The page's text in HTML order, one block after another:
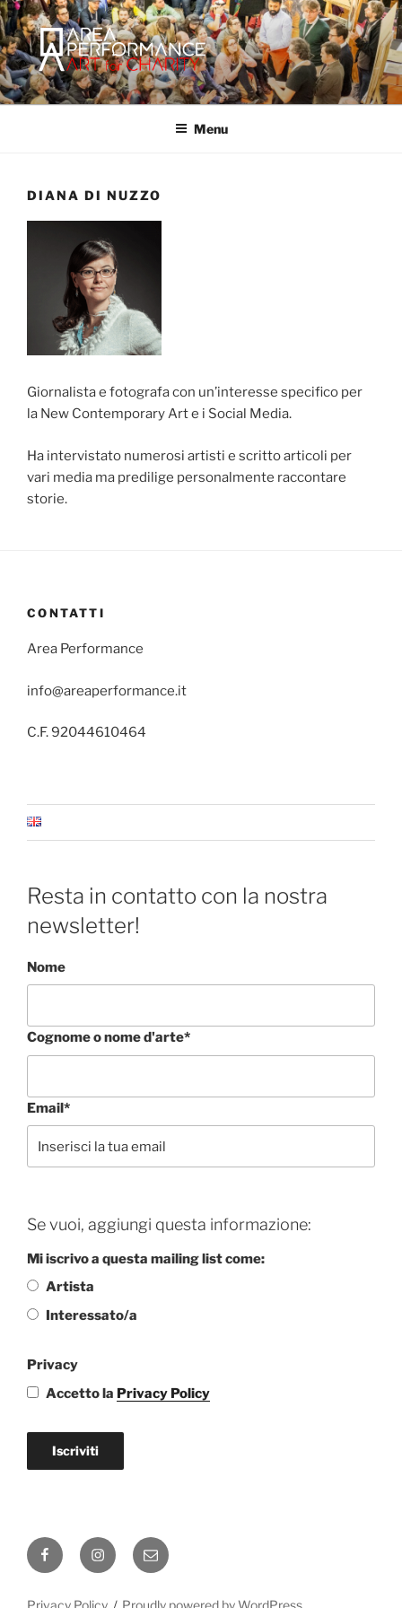
Salta
al
contenuto
AREA PERFORMANCE
Sito ufficiale della Onlus Area Performance.
Menu
DIANA DI NUZZO
Giornalista e fotografa con un’interesse specifico per
la New Contemporary Art e i Social Media.
Ha intervistato numerosi artisti e scritto articoli per
vari media ma predilige personalmente raccontare
storie.
CONTATTI
Area Performance
info@areaperformance.it
C.F. 92044610464
Resta in contatto con la nostra
newsletter!
Nome
Cognome o nome d'arte*
Email*
Se vuoi, aggiungi questa informazione:
Mi iscrivo a questa mailing list come:
Artista
Interessato/a
Privacy
Accetto la Privacy Policy
Iscriviti
FacebookInstagramEmail